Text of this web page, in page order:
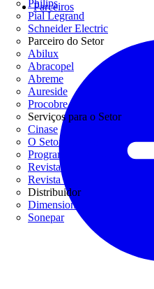
Philips
Pial Legrand
Schneider Electric
Parceiro do Setor
Abilux
Abracopel
Abreme
Aureside
Procobre
Serviços para o Setor
Cinase
O Setor Elétrico
Programa Casa Segura
Revista Lume Arquitetura
Revista Potência
Distribuidor
Dimensional
Sonepar
Parceiros